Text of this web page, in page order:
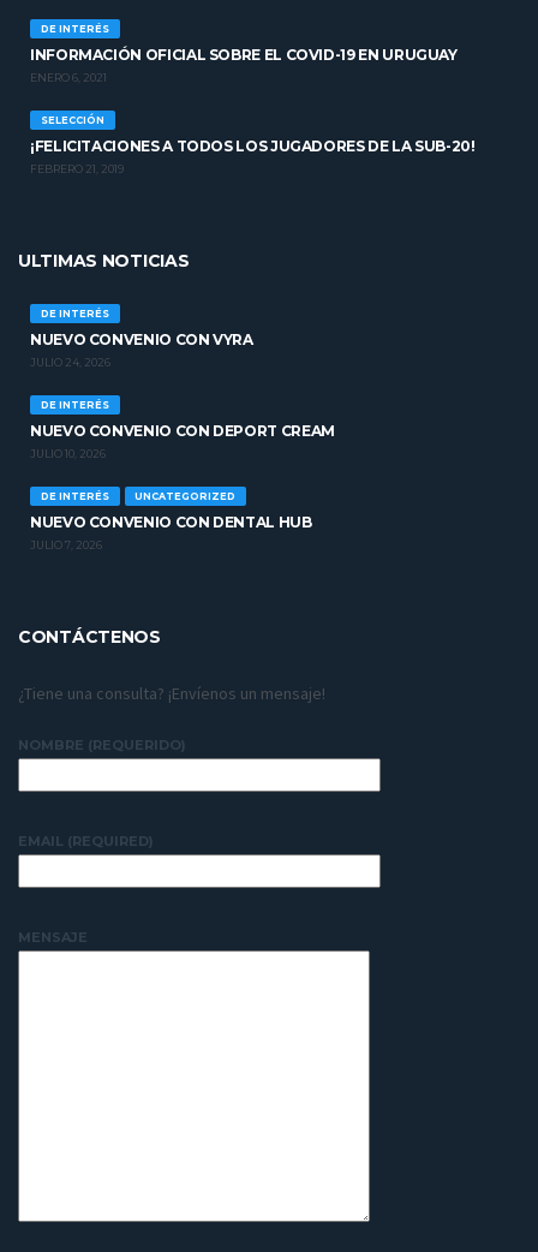
DE INTERÉS
INFORMACIÓN OFICIAL SOBRE EL COVID-19 EN URUGUAY
ENERO 6, 2021
SELECCIÓN
¡FELICITACIONES A TODOS LOS JUGADORES DE LA SUB-20!
FEBRERO 21, 2019
ULTIMAS NOTICIAS
DE INTERÉS
NUEVO CONVENIO CON VYRA
JULIO 24, 2026
DE INTERÉS
NUEVO CONVENIO CON DEPORT CREAM
JULIO 10, 2026
DE INTERÉS UNCATEGORIZED
NUEVO CONVENIO CON DENTAL HUB
JULIO 7, 2026
CONTÁCTENOS
¿Tiene una consulta? ¡Envíenos un mensaje!
NOMBRE (REQUERIDO)
EMAIL (REQUIRED)
MENSAJE